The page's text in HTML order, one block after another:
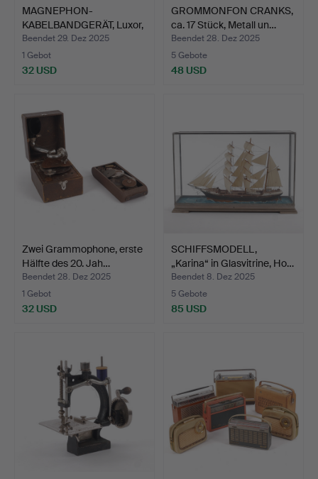
MAGNEPHON-
KABELBANDGERÄT, Luxor,
Mitte des…
Beendet 29. Dez 2025
1 Gebot
32 USD
GROMMONFON CRANKS,
ca. 17 Stück, Metall un…
Beendet 28. Dez 2025
5 Gebote
48 USD
Zwei Grammophone, erste
Hälfte des 20. Jah…
Beendet 28. Dez 2025
1 Gebot
32 USD
SCHIFFSMODELL,
„Karina“ in Glasvitrine, Ho…
Beendet 8. Dez 2025
5 Gebote
85 USD